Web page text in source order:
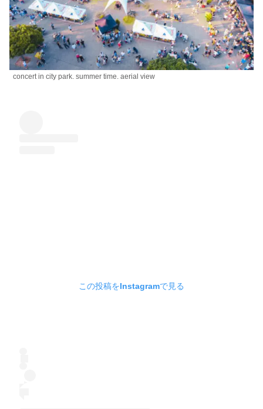
concert in city park. summer time. aerial view
この投稿をInstagramで見る